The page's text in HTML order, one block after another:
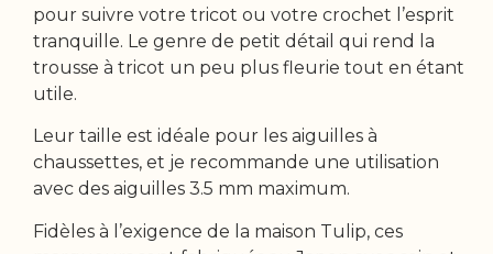
pour suivre votre tricot ou votre crochet l’esprit
tranquille. Le genre de petit détail qui rend la
trousse à tricot un peu plus fleurie tout en étant
utile.
Leur taille est idéale pour les aiguilles à
chaussettes, et je recommande une utilisation
avec des aiguilles 3.5 mm maximum.
Fidèles à l’exigence de la maison Tulip, ces